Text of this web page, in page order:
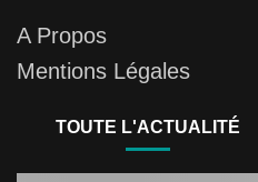
A Propos
Mentions Légales
TOUTE L'ACTUALITÉ